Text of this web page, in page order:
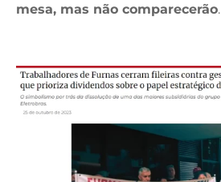
mesa, mas não comparecerão.